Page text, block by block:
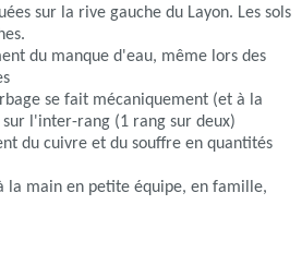
sur la rive gauche du Layon. Les sols
du manque d'eau, même lors des
se fait mécaniquement (et à la
l'inter-rang (1 rang sur deux)
du cuivre et du souffre en quantités
la main en petite équipe, en famille,